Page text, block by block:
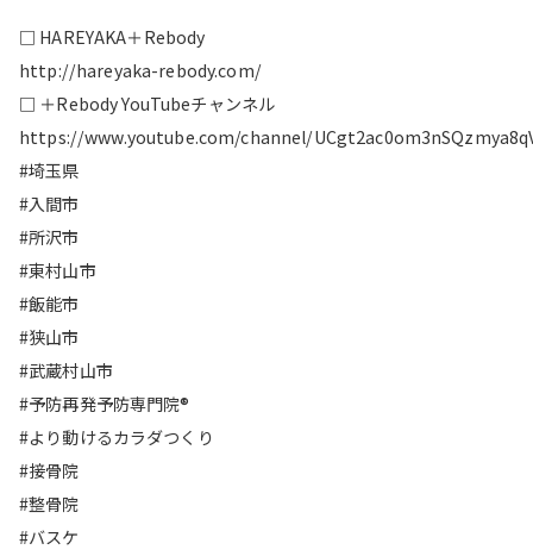
□ HAREYAKA＋Rebody
http://hareyaka-rebody.com/
□ ＋Rebody YouTubeチャンネル
https://www.youtube.com/channel/
#埼玉県
#入間市
#所沢市
#東村山市
#飯能市
#狭山市
#武蔵村山市
#予防再発予防専門院®︎
#より動けるカラダつくり
#接骨院
#整骨院
#バスケ